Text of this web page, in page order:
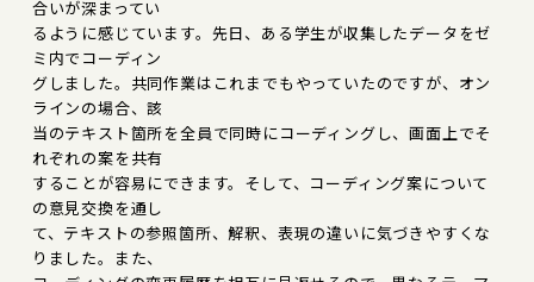
合いが深まってい
るように感じています。先日、ある学生が収集したデータをゼ
ミ内でコーディン
グしました。共同作業はこれまでもやっていたのですが、オン
ラインの場合、該
当のテキスト箇所を全員で同時にコーディングし、画面上でそ
れぞれの案を共有
することが容易にできます。そして、コーディング案について
の意見交換を通し
て、テキストの参照箇所、解釈、表現の違いに気づきやすくな
りました。また、